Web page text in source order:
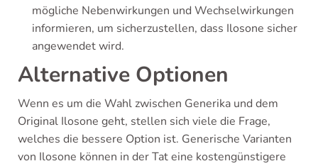
mögliche Nebenwirkungen und Wechselwirkungen
informieren, um sicherzustellen, dass Ilosone sicher
angewendet wird.
Alternative Optionen
Wenn es um die Wahl zwischen Generika und dem
Original Ilosone geht, stellen sich viele die Frage,
welches die bessere Option ist. Generische Varianten
von Ilosone können in der Tat eine kostengünstigere